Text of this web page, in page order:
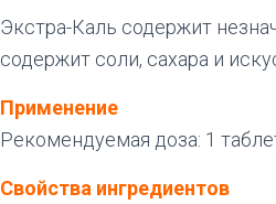
Экстра-Каль содержит
содержит соли, сахара и
Применение
Рекомендуемая доза: 1
Свойства ингредиентов